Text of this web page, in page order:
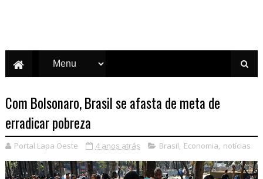
Com Bolsonaro, Brasil se afasta de meta de
erradicar pobreza
Portal Lapa Oeste 4 anos atrás Brasil, Economia, notícias